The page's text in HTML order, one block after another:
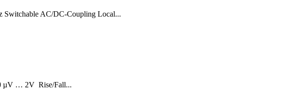
Switchable AC/DC-Coupling Local...
µV … 2V Rise/Fall...